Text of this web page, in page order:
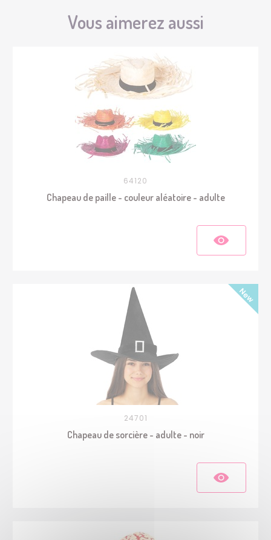
Vous aimerez aussi
64120
Chapeau de paille - couleur aléatoire - adulte
24701
Chapeau de sorcière - adulte - noir